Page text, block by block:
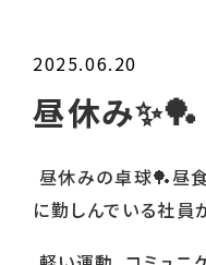
2025.06.20
昼休み✨🏓
昼休みの卓球🏓昼
に勤しんでいる社員